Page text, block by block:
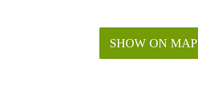
SHOW ON MAP